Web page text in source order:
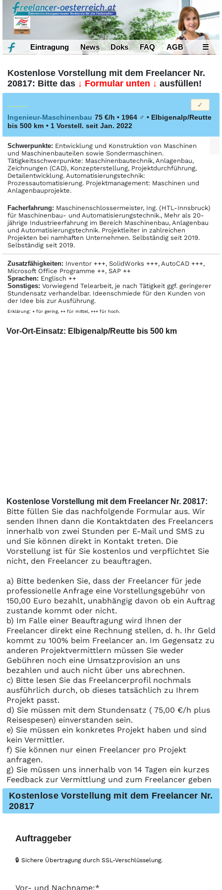
Eintragung News Doks FAQ AGB ☰
Kostenlose Vorstellung mit dem Freelancer Nr.
20817: Bitte das ↓ Formular unten ↓ ausfüllen!
Ingenieur-Maschinenbau 75 €/h • 1964 ♂ • Elbigenalp/Reutte
bis 500 km • 1 Vorstell. seit Jan. 2022
Schwerpunkte: Entwicklung und Konstruktion von Maschinen
und Maschinenbauteilen sowie Sondermaschinen.
Tätigkeitsschwerpunkte: Maschinenbautechnik, Anlagenbau,
Zeichnungen (CAD), Konzepterstellung, Projektdurchführung,
Detailentwicklung. Automatisierungstechnik:
Prozessautomatisierung. Projektmanagement: Maschinen und
Anlagenbauprojekte.
Facher­fahrung: Maschinenschlossermeister, Ing. (HTL-Innsbruck)
für Maschinenbau- und Automatisierungstechnik., Mehr als 20-
jährige Industrieerfahrung im Bereich Maschinenbau, Anlagenbau
und Automatisierungstechnik. Projektleiter in zahlreichen
Projekten bei namhaften Unternehmen. Selbständig seit 2019.
Selbständig seit 2019.
Zusatzfähigkeiten: Inventor +++, SolidWorks +++, AutoCAD +++,
Microsoft Office Programme ++, SAP ++
Sprachen: Englisch ++
Sonstiges: Vorwiegend Telearbeit, je nach Tätigkeit ggf. geringerer
Stundensatz verhandelbar. Ideenschmiede für den Kunden von
der Idee bis zur Ausführung.
Erklärung: + für gering, ++ für mittel, +++ für hoch.
Vor-Ort-Einsatz: Elbigenalp/Reutte bis 500 km
Kostenlose Vorstellung mit dem Freelancer Nr. 20817:
Bitte füllen Sie das nachfolgende Formular aus. Wir
senden Ihnen dann die Kontaktdaten des Freelancers
innerhalb von zwei Stunden per E-Mail und SMS zu
und Sie können direkt in Kontakt treten. Die
Vorstellung ist für Sie kostenlos und verpflichtet Sie
nicht, den Freelancer zu beauftragen.
a) Bitte bedenken Sie, dass der Freelancer für jede
professionelle Anfrage eine Vorstellungsgebühr von
150,00 Euro bezahlt, unabhängig davon ob ein Auftrag
zustande kommt oder nicht.
b) Im Falle einer Beauftragung wird Ihnen der
Freelancer direkt eine Rechnung stellen, d. h. Ihr Geld
kommt zu 100% beim Freelancer an. Im Gegensatz zu
anderen Projektvermittlern müssen Sie weder
Gebühren noch eine Umsatzprovision an uns
bezahlen und auch nicht über uns abrechnen.
c) Bitte lesen Sie das Freelancerprofil nochmals
ausführlich durch, ob dieses tatsächlich zu Ihrem
Projekt passt.
d) Sie müssen mit dem Stundensatz ( 75,00 €/h plus
Reisespesen) einverstanden sein.
e) Sie müssen ein konkretes Projekt haben und sind
kein Vermittler.
f) Sie können nur einen Freelancer pro Projekt
anfragen.
g) Sie müssen uns innerhalb von 14 Tagen ein kurzes
Feedback zur Vermittlung und zum Freelancer geben
Kostenlose Vorstellung mit dem Freelancer Nr.
20817
Auftraggeber
🔒 Sichere Übertragung durch SSL-Verschlüsselung.
Vor- und Nachname:*